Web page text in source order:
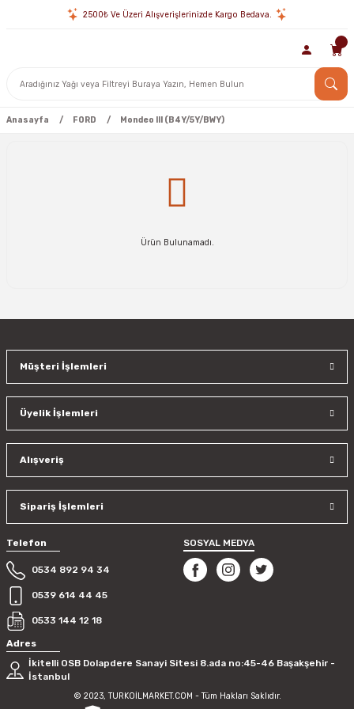
2500₺ Ve Üzeri Alışverişlerinizde Kargo Bedava.
Anasayfa FORD Mondeo III (B4Y/5Y/BWY)
Ürün Bulunamadı.
Müşteri İşlemleri
Üyelik İşlemleri
Alışveriş
Sipariş İşlemleri
Telefon
0534 892 94 34
0539 614 44 45
0533 144 12 18
SOSYAL MEDYA
Adres
İkitelli OSB Dolapdere Sanayi Sitesi 8.ada no:45-46 Başakşehir -
İstanbul
© 2023, TURKOİLMARKET.COM - Tüm Hakları Saklıdır.